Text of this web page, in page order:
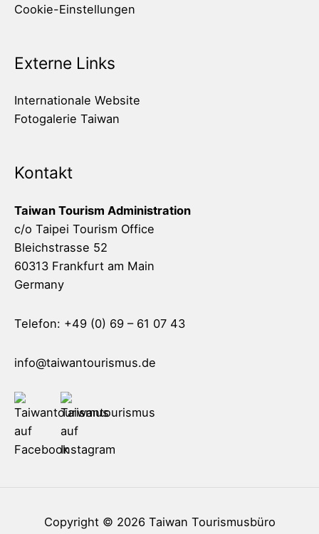
Cookie-Einstellungen
Externe Links
Internationale Website
Fotogalerie Taiwan
Kontakt
Taiwan Tourism Administration
c/o Taipei Tourism Office
Bleichstrasse 52
60313 Frankfurt am Main
Germany
Telefon: +49 (0) 69 – 61 07 43
info@taiwantourismus.de
Copyright © 2026 Taiwan Tourismusbüro